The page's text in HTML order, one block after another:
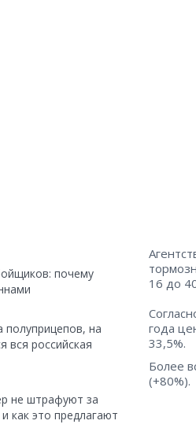
почему
полуприцепов, на
вся российская
не штрафуют за
как это предлагают
16 до
года
33,5%.
Более
(+80%).